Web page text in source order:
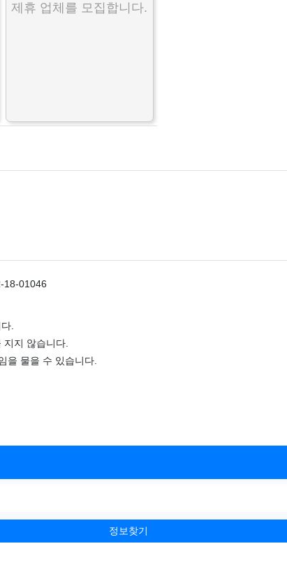
제휴 업체를 모집합니다.
18-01046
.
지 않습니다.
을 물을 수 있습니다.
정보찾기